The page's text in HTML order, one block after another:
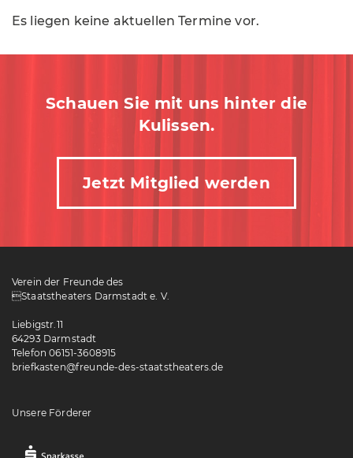
Es liegen keine aktuellen Termine vor.
Schauen Sie mit uns hinter die
Kulissen.
Jetzt Mitglied werden
Verein der Freunde des
Staatstheaters Darmstadt e. V.
Liebigstr.11
64293 Darmstadt
Telefon 06151-3608915
briefkasten@freunde-des-staatstheaters.de
Unsere Förderer